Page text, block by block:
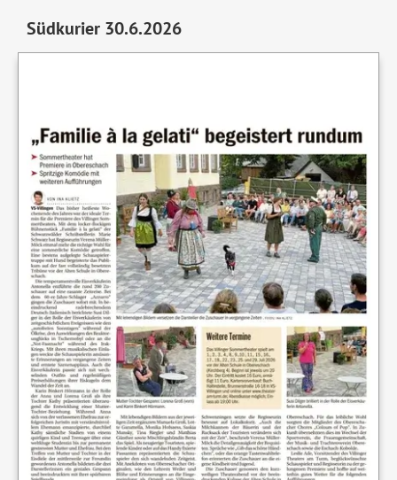
Südkurier 30.6.2026